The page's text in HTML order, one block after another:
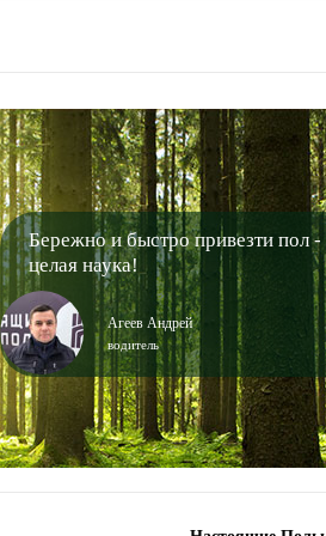
Бережно и быстро привезти пол -
целая наука!
Агеев Андрей
водитель